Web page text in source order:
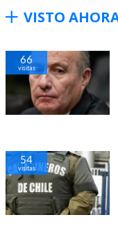
VISTO
66
visitas
54
visitas